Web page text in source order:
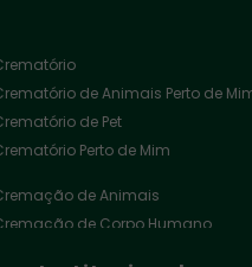
de Animais Perto de
de Pet
Perto de Mim
de Animais
de Corpo Humano